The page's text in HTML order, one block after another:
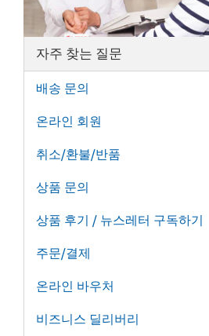
자주 찾는 질문
배송 문의
온라인 회원
취소/환불/반품
상품 문의
상품 후기 / 뉴스레터 구독하기
주문/결제
온라인 바우처
비즈니스 딜리버리